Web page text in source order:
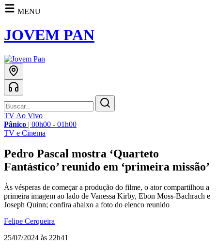
MENU
JOVEM PAN
TV Ao Vivo
Pânico | 00h00 - 01h00
TV e Cinema
Pedro Pascal mostra ‘Quarteto
Fantástico’ reunido em ‘primeira missão’
Às vésperas de começar a produção do filme, o ator compartilhou a
primeira imagem ao lado de Vanessa Kirby, Ebon Moss-Bachrach e
Joseph Quinn; confira abaixo a foto do elenco reunido
Felipe Cerqueira
25/07/2024 às 22h41